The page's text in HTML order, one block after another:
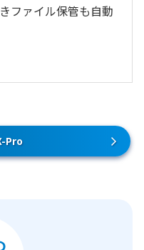
ファイル保管も自動
Pro